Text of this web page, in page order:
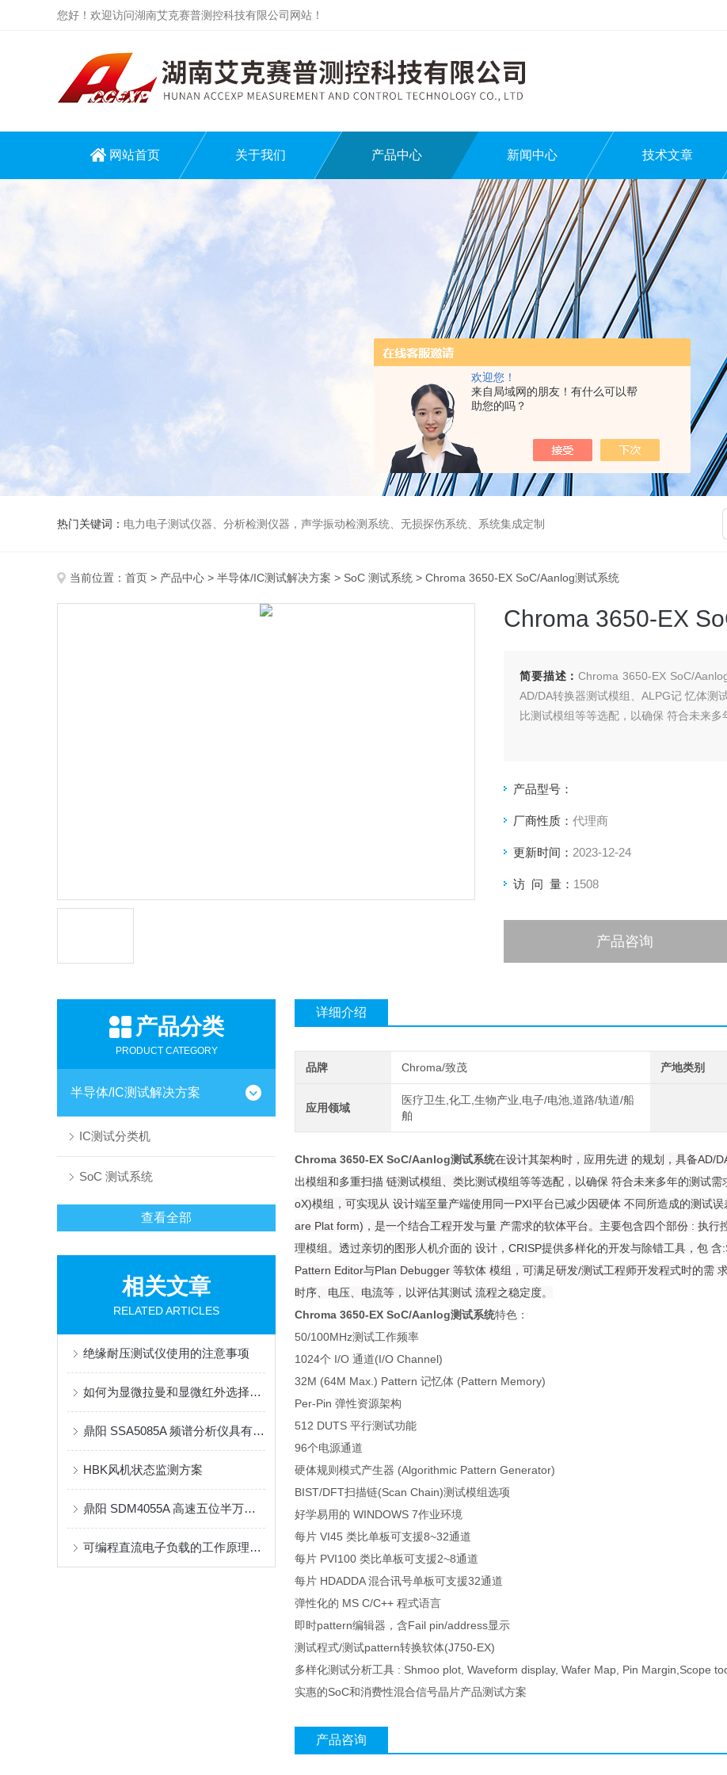
欢迎您！
来自局域网的朋友！有什么可以帮
助您的吗？
您好！欢迎访问湖南艾克赛普测控科技有限公司网站！
网站首页 关于我们 产品中心 新闻中心 技术文章
热门关键词： 电力电子测试仪器、分析检测仪器，声学振动检测系统、无损探伤系统、系统集成定制
当前位置： 首页 > 产品中心 > 半导体/IC测试解决方案 > SoC 测试系统 > Chroma 3650-EX SoC/Aanlog测试系统
Chroma 3650-EX
简要描述：Chroma 3650-EX SoC/
AD/DA转换器测试模组、ALPG记 忆体测
比测试模组等等选配，以确保 符合未来多
产品型号：
厂商性质： 代理商
更新时间： 2023-12-24
访 问 量： 1508
产品咨询
产品分类
PRODUCT CATEGORY
半导体/IC测试解决方案
IC测试分类机
SoC 测试系统
查看全部
相关文章
RELATED ARTICLES
绝缘耐压测试仪使用的注意事项
如何为显微拉曼和显微红外选择滤膜材料？
鼎阳 SSA5085A 频谱分析仪具有哪些优势？
HBK风机状态监测方案
鼎阳 SDM4055A 高速五位半万用表
可编程直流电子负载的工作原理是什么？
详细介绍
品牌 Chroma/致茂 产地类别
应用领域
医疗卫生,化工,生物产业,电子/电池,道路/轨道/船
舶
Chroma 3650-EX SoC/Aanlog测试系统在设计其架构时，应用先进 的规划，具备AD/
出模组和多重扫描 链测试模组、类比测试模组等等选配，以确保 符合未来多年的测试
oX)模组，可实现从 设计端至量产端使用同一PXI平台已减少因硬体 不同所造成的测试误
are Plat form)，是一个结合工程开发与量 产需求的软体平台。主要包含四个部份 : 执
理模组。透过亲切的图形人机介面的 设计，CRISP提供多样化的开发与除错工具，包
Pattern Editor与Plan Debugger 等软体 模组，可满足研发/测试工程师开发程式时的需
时序、电压、电流等，以评估其测试 流程之稳定度。
Chroma 3650-EX SoC/Aanlog测试系统特色：
50/100MHz测试工作频率
1024个 I/O 通道(I/O Channel)
32M (64M Max.) Pattern 记忆体 (Pattern Memory)
Per-Pin 弹性资源架构
512 DUTS 平行测试功能
96个电源通道
硬体规则模式产生器 (Algorithmic Pattern Generator)
BIST/DFT扫描链(Scan Chain)测试模组选项
好学易用的 WINDOWS 7作业环境
每片 VI45 类比单板可支援8~32通道
每片 PVI100 类比单板可支援2~8通道
每片 HDADDA 混合讯号单板可支援32通道
弹性化的 MS C/C++ 程式语言
即时pattern编辑器，含Fail pin/address显示
测试程式/测试pattern转换软体(J750-EX)
多样化测试分析工具 : Shmoo plot, Waveform display, Wafer Map, Pin Margin,Scope
实惠的SoC和消费性混合信号晶片产品测试方案
产品咨询